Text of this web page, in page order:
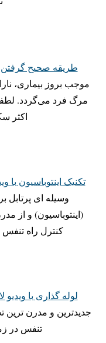
طریقه صحیح
موجب بروز بیماری،
مرگ فرد می‌گردد.
اکثر
تکنیک اینتوباسیون با
وسیله ای پرتابل
(اینتوباسیون) و از
کنترل راه
لوله گذاری با
جدیدترین و مدرن
تنفس در